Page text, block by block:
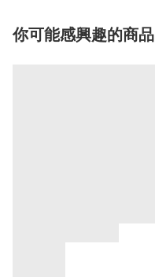
你可能感興趣的商品